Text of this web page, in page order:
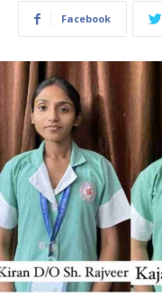
Facebook